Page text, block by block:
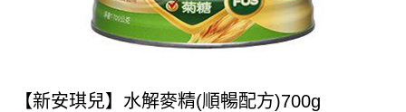
【新安琪兒】水解麥精(順暢配方)700g